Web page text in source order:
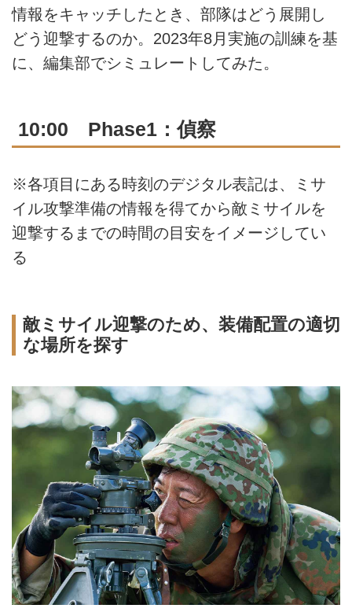
情報をキャッチしたとき、部隊はどう展開し
どう迎撃するのか。2023年8月実施の訓練を基
に、編集部でシミュレートしてみた。
10:00 Phase1：偵察
※各項目にある時刻のデジタル表記は、ミサ
イル攻撃準備の情報を得てから敵ミサイルを
迎撃するまでの時間の目安をイメージしてい
る
敵ミサイル迎撃のため、装備配置の適切
な場所を探す